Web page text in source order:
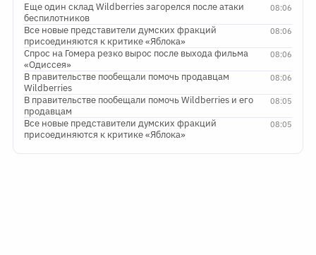
08:06
Еще один склад Wildberries загорелся после атаки
беспилотников
08:06
Все новые представители думских фракций
присоединяются к критике «Яблока»
08:06
Спрос на Гомера резко вырос после выхода фильма
«Одиссея»
08:06
В правительстве пообещали помочь продавцам
Wildberries
08:05
В правительстве пообещали помочь Wildberries и его
продавцам
08:05
Все новые представители думских фракций
присоединяются к критике «Яблока»